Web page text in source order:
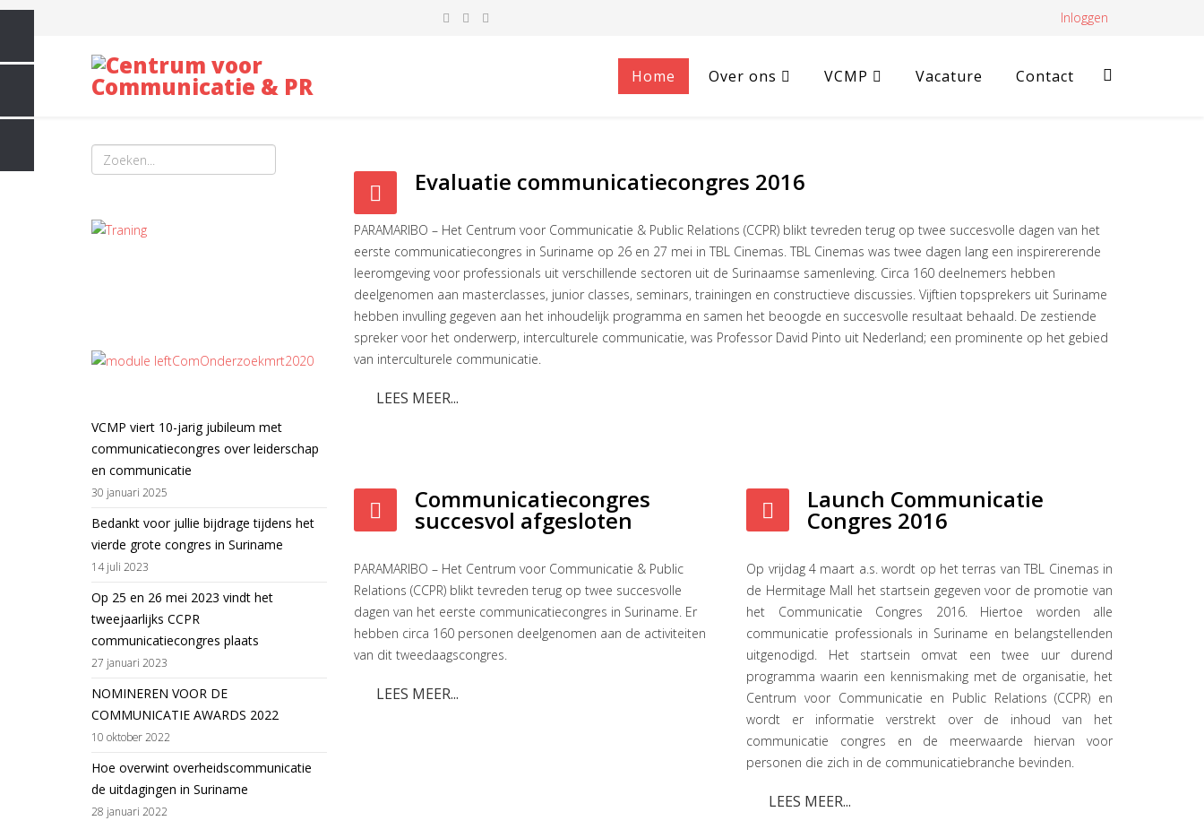
Inloggen
Home Over ons VCMP Vacature Contact
VCMP viert 10-jarig jubileum met
communicatiecongres over leiderschap
en communicatie
30 januari 2025
Bedankt voor jullie bijdrage tijdens het
vierde grote congres in Suriname
14 juli 2023
Op 25 en 26 mei 2023 vindt het
tweejaarlijks CCPR
communicatiecongres plaats
27 januari 2023
NOMINEREN VOOR DE
COMMUNICATIE AWARDS 2022
10 oktober 2022
Hoe overwint overheidscommunicatie
de uitdagingen in Suriname
28 januari 2022
Evaluatie communicatiecongres 2016
PARAMARIBO – Het Centrum voor Communicatie & Public Relations (CCPR) blikt tevreden terug op twee succesvolle dagen van het
eerste communicatiecongres in Suriname op 26 en 27 mei in TBL Cinemas. TBL Cinemas was twee dagen lang een inspirererende
leeromgeving voor professionals uit verschillende sectoren uit de Surinaamse samenleving. Circa 160 deelnemers hebben
deelgenomen aan masterclasses, junior classes, seminars, trainingen en constructieve discussies. Vijftien topsprekers uit Suriname
hebben invulling gegeven aan het inhoudelijk programma en samen het beoogde en succesvolle resultaat behaald. De zestiende
spreker voor het onderwerp, interculturele communicatie, was Professor David Pinto uit Nederland; een prominente op het gebied
van interculturele communicatie.
LEES MEER...
Communicatiecongres
succesvol afgesloten
PARAMARIBO – Het Centrum voor Communicatie & Public
Relations (CCPR) blikt tevreden terug op twee succesvolle
dagen van het eerste communicatiecongres in Suriname. Er
hebben circa 160 personen deelgenomen aan de activiteiten
van dit tweedaagscongres.
LEES MEER...
Launch Communicatie
Congres 2016
Op vrijdag 4 maart a.s. wordt op het terras van TBL Cinemas in
de Hermitage Mall het startsein gegeven voor de promotie van
het Communicatie Congres 2016. Hiertoe worden alle
communicatie professionals in Suriname en belangstellenden
uitgenodigd. Het startsein omvat een twee uur durend
programma waarin een kennismaking met de organisatie, het
Centrum voor Communicatie en Public Relations (CCPR) en
wordt er informatie verstrekt over de inhoud van het
communicatie congres en de meerwaarde hiervan voor
personen die zich in de communicatiebranche bevinden.
LEES MEER...